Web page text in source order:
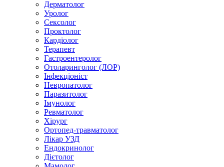
Дерматолог
Уролог
Сексолог
Проктолог
Кардіолог
Терапевт
Гастроентеролог
Отоларинголог (ЛОР)
Інфекціоніст
Невропатолог
Паразитолог
Імунолог
Ревматолог
Хірург
Ортопед-травматолог
Лікар УЗД
Ендокринолог
Дієтолог